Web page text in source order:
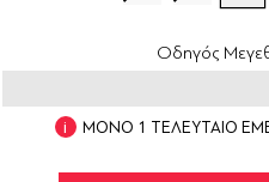
Οδηγός
ΜΟΝΟ 1 ΤΕΛΕΥΤΑΙΟ